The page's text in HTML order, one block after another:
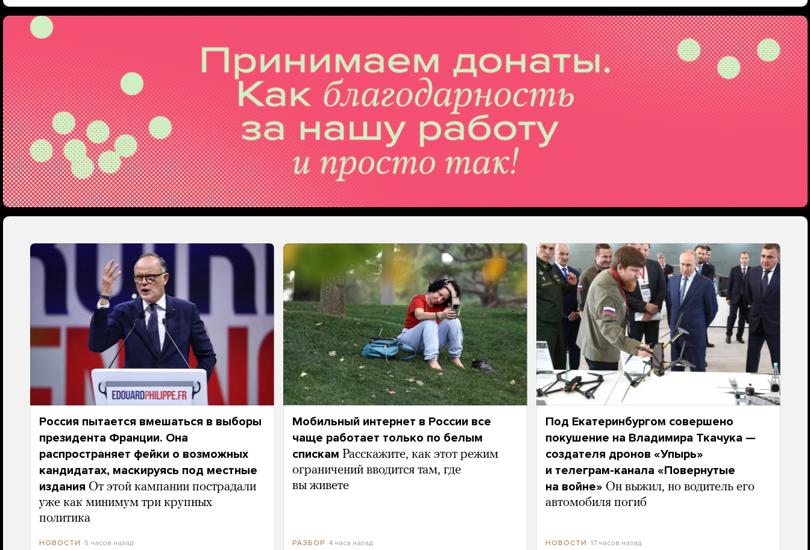
Россия пытается вмешаться в выборы
президента Франции. Она
распространяет фейки о возможных
кандидатах, маскируясь под местные
издания От этой кампании пострадали
уже как минимум три крупных
политика
НОВОСТИ 5 часов назад
Мобильный интернет в России все
чаще работает только по белым
спискам Расскажите, как этот режим
ограничений вводится там, где
вы живете
РАЗБОР 4 часа назад
Под Екатеринбургом совершено
покушение на Владимира Ткачука —
создателя дронов «Упырь»
и телеграм-канала «Повернутые
на войне» Он выжил, но водитель его
автомобиля погиб
НОВОСТИ 17 часов назад